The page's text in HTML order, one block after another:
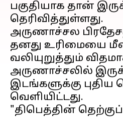
பகுதியாக தான்
தெரிவித்துள்ளது.
அருணாச்சல
தனது உரிமையை
வலியுறுத்தும்
அருணாச்சலில்
இடங்களுக்கு
வெளியிட்டது.
"திபெத்தின்